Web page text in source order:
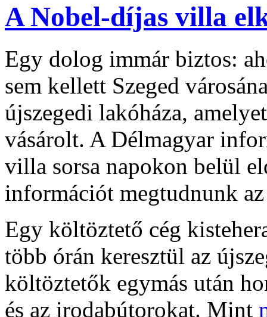
A Nobel-díjas villa
Egy dolog immár biztos:
sem kellett Szeged
újszegedi lakóháza,
vásárolt. A Délmagyar
villa sorsa napokon belül
információt megtudnunk
Egy költöztető cég
több órán keresztül az
költöztetők egymás után
és az irodabútorokat. Mint